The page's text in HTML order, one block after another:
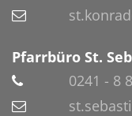
Pfarrbüro St.
0241 - 8